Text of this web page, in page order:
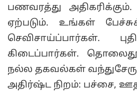
பணவரத்து
ஏற்படும். உங்கள்
செவிசாய்ப்பார்கள்.
கிடைப்பார்கள்.
நல்ல தகவல்கள்
அதிர்ஷ்ட நிறம்: பச்சை,